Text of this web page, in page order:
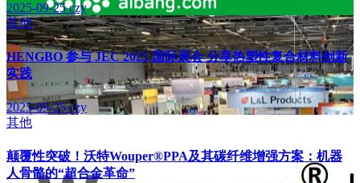
2025-09-25czy
其他
HENGBO 参与 JEC 2025 国际展会 分享热塑性复合材料创新
实践
2025-09-25czy
其他
颠覆性突破！沃特Wouper®PPA及其碳纤维增强方案：机器
人骨骼的“超合金革命”